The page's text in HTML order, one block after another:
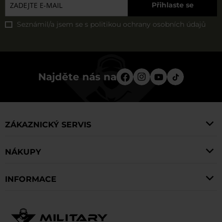
Přihlaste se
Seznámil/a jsem se s politikou ochrany osobních údajů
Najděte nás na
ZÁKAZNICKÝ SERVIS
NÁKUPY
INFORMACE